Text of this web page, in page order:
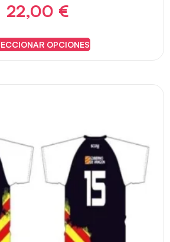
22,00 €
OPCIONES